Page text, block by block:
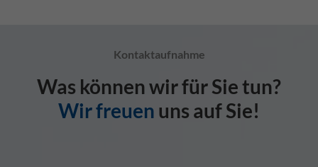
Kontaktaufnahme
Was können wir für Sie tun?
Wir freuen uns auf Sie!